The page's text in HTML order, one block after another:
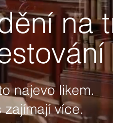
na
najevo likem.
více.